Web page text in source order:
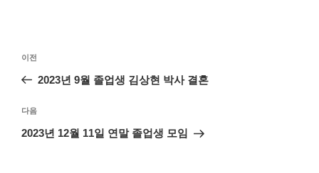
글
게
이
이
전
이전
2023년 9월 졸업생 김상현 박사 결혼
다
음
다음
2023년 12월 11일 연말 졸업생 모임